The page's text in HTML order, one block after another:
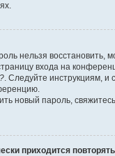
нельзя восстановить,
входа на
. Следуйте инструкциям, и
новый пароль,
приходится